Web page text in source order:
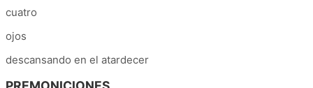
cuatro
ojos
descansando en el atardecer